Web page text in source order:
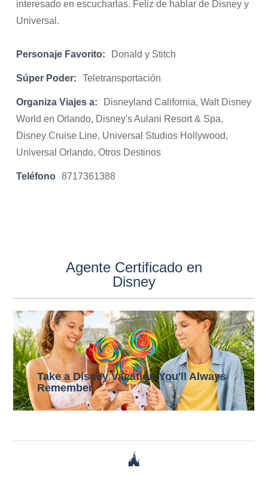
interesado en escucharlas. Feliz de hablar de Disney y
Universal.
Personaje Favorito: Donald y Stitch
Súper Poder: Teletransportación
Organiza Viajes a:
Disneyland California, Walt Disney
World en Orlando, Disney's Aulani Resort & Spa,
Disney Cruise Line, Universal Studios Hollywood,
Universal Orlando, Otros Destinos
Teléfono 8717361388